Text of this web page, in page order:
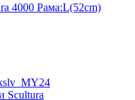
4000 Рама:L(52cm)